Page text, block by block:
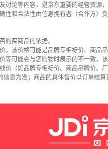
论等内容，是京东重要的经营资源
性和合法性由信息拥有者（合作方）
购买商品的依据。
，该价格可能是品牌专柜标价、商
可能会与您购物时展示的不一致，该
价（如品牌专柜标价、商品吊牌价、
信息为准；商品的具体售价以订单结